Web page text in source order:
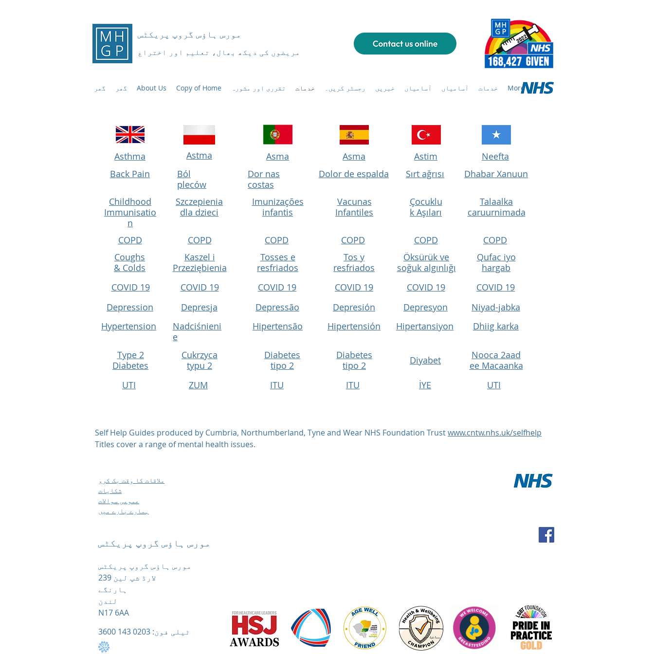
مورس ہاؤس گروپ پریکٹس
مریضوں کی دیکھ بھال، تعلیم اور اختراع
گھر گھر About Us Copy of Home تقرری اور مشورہ خدمات رجسٹر کریں۔ خبریں آسامیاں آسامیاں خدمات More
Asthma
Back Pain
Childhood
Immunisatio
n
COPD
Coughs
& Colds
COVID 19
Depression
Hypertension
Type 2
Diabetes
UTI
Astma
Ból
pleców
Szczepienia
dla dzieci
COPD
Kaszel i
Przeziębienia
COVID 19
Depresja
Nadciśnieni
e
Cukrzyca
typu 2
ZUM
Asma
Dor nas
costas
Imunizações
infantis
COPD
Tosses e
resfriados
COVID 19
Depressão
Hipertensão
Diabetes
tipo 2
ITU
Asma
Dolor de espalda
Vacunas
Infantiles
COPD
Tos y
resfriados
COVID 19
Depresión
Hipertensión
Diabetes
tipo 2
ITU
Astim
Sırt ağrısı
Çocuklu
k Aşıları
COPD
Öksürük ve
soğuk algınlığı
COVID 19
Depresyon
Hipertansiyon
Diyabet
İYE
Neefta
Dhabar Xanuun
Talaalka
caruurnimada
COPD
Qufac iyo
hargab
COVID 19
Niyad-jabka
Dhiig karka
Nooca 2aad
ee Macaanka
UTI
Self Help Guides produced by Cumbria, Northumberland, Tyne and Wear NHS Foundation Trustwww.cntw.nhs.uk/selfhelp
Titles cover a range of mental health issues.
ملاقات کا وقت بک کرو
شکایات
عمومی سوالات
ہمارے بارے میں
مورس ہاؤس گروپ پریکٹس
مورس ہاؤس گروپ پریکٹس
239 لارڈ شپ لین
ہارنگے
لندن
N17 6AA
ٹیلی فون: 0203 143 3600